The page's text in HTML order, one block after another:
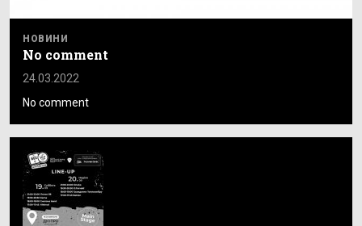
НОВИНИ
No comment
24.03.2022
No comment